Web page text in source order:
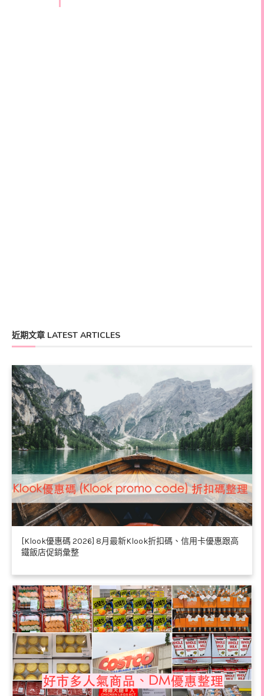
近期文章 LATEST ARTICLES
[Klook優惠碼 2026] 8月最新Klook折扣碼、信用卡優惠跟高
鐵飯店促銷彙整